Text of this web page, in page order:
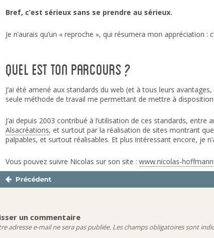
Bref, c’est sérieux sans se prendre au sérieux.
Je n’aurais qu’un « reproche », qui résumera mon appréciation
Quel est ton parcours ?
J’ai été amené aux standards du web (et à tous leurs
seule méthode de travail me permettant de mettre à
J’ai depuis 2003 contribué à l’utilisation de ces standards,
Alsacréations, et surtout par la réalisation de sites montrant
palpables, et surtout réalisables. Et plus intéressant encore, je
Vous pouvez suivre Nicolas sur son site :www.nicolas-
NavigationPrécédent
un commentaire
adresse e-mail ne sera pas publiée. Les champs obligatoires sont